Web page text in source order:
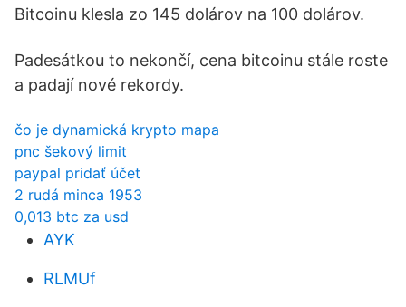
Bitcoinu klesla zo 145 dolárov na 100 dolárov.
Padesátkou to nekončí, cena bitcoinu stále roste
a padají nové rekordy.
čo je dynamická krypto mapa
pnc šekový limit
paypal pridať účet
2 rudá minca 1953
0,013 btc za usd
AYK
RLMUf